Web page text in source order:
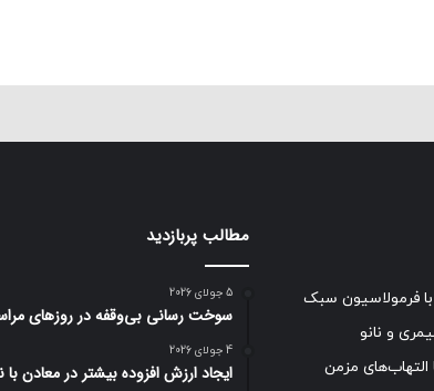
فرمولاسیون سبک
و نانو
التهاب‌های مزمن
مطالب پربازدید
5 جولای 2026
سوخت رسانی بی‌وقفه در روز‌های
4 جولای 2026
ایجاد ارزش افزوده بیشتر در معادن با